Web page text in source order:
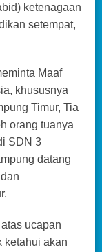
ketenagaan
setempat,
Maaf
khususnya
Timur, Tia
orang tuanya
SDN 3
datang
ucapan
ketahui akan